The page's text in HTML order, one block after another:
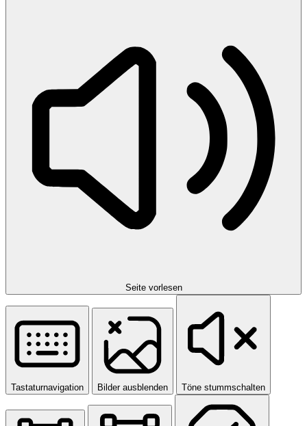
Seite vorlesen
Tastaturnavigation Bilder ausblenden Töne stummschalten